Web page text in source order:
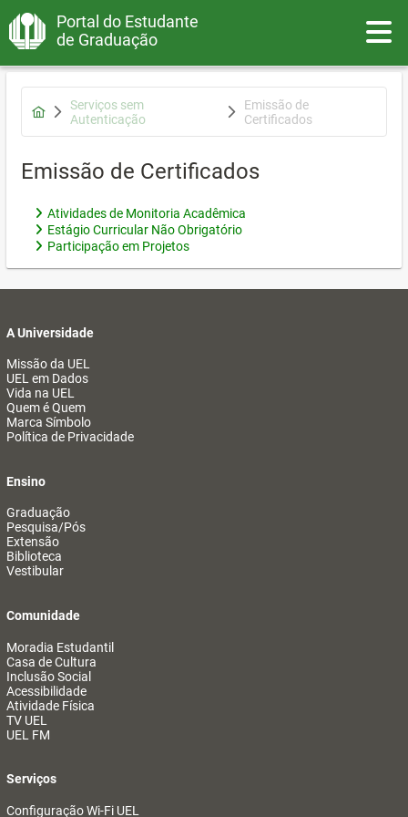
Portal do Estudante
de Graduação
Serviços sem
Autenticação
Emissão de
Certificados
Emissão de Certificados
Atividades de Monitoria Acadêmica
Estágio Curricular Não Obrigatório
Participação em Projetos
A Universidade
Missão da UEL
UEL em Dados
Vida na UEL
Quem é Quem
Marca Símbolo
Política de Privacidade
Ensino
Graduação
Pesquisa/Pós
Extensão
Biblioteca
Vestibular
Comunidade
Moradia Estudantil
Casa de Cultura
Inclusão Social
Acessibilidade
Atividade Física
TV UEL
UEL FM
Serviços
Configuração Wi-Fi UEL